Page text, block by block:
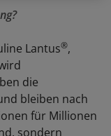
Lantus®,
die
bleiben nach
für Millionen
sondern